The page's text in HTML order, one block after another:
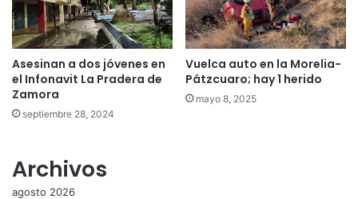
Asesinan a dos jóvenes en
el Infonavit La Pradera de
Zamora
septiembre 28, 2024
Vuelca auto en la Morelia-
Pátzcuaro; hay 1 herido
mayo 8, 2025
Archivos
agosto 2026